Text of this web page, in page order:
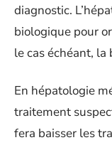
diagnostic.
biologique pour
le cas échéant, la
En hépatologie
traitement
fera baisser les